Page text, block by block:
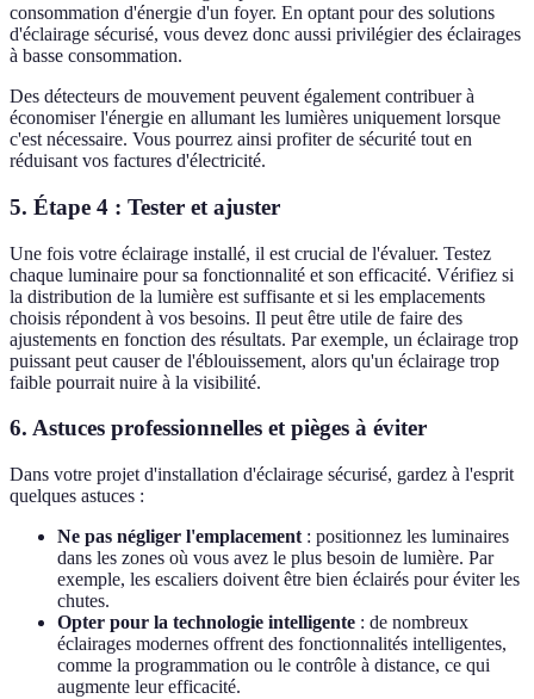
consommation d'énergie d'un foyer. En optant pour des solutions
d'éclairage sécurisé, vous devez donc aussi privilégier des éclairages
à basse consommation.
Des détecteurs de mouvement peuvent également contribuer à
économiser l'énergie en allumant les lumières uniquement lorsque
c'est nécessaire. Vous pourrez ainsi profiter de sécurité tout en
réduisant vos factures d'électricité.
5. Étape 4 : Tester et ajuster
Une fois votre éclairage installé, il est crucial de l'évaluer. Testez
chaque luminaire pour sa fonctionnalité et son efficacité. Vérifiez si
la distribution de la lumière est suffisante et si les emplacements
choisis répondent à vos besoins. Il peut être utile de faire des
ajustements en fonction des résultats. Par exemple, un éclairage trop
puissant peut causer de l'éblouissement, alors qu'un éclairage trop
faible pourrait nuire à la visibilité.
6. Astuces professionnelles et pièges à éviter
Dans votre projet d'installation d'éclairage sécurisé, gardez à l'esprit
quelques astuces :
Ne pas négliger l'emplacement : positionnez les luminaires
dans les zones où vous avez le plus besoin de lumière. Par
exemple, les escaliers doivent être bien éclairés pour éviter les
chutes.
Opter pour la technologie intelligente : de nombreux
éclairages modernes offrent des fonctionnalités intelligentes,
comme la programmation ou le contrôle à distance, ce qui
augmente leur efficacité.